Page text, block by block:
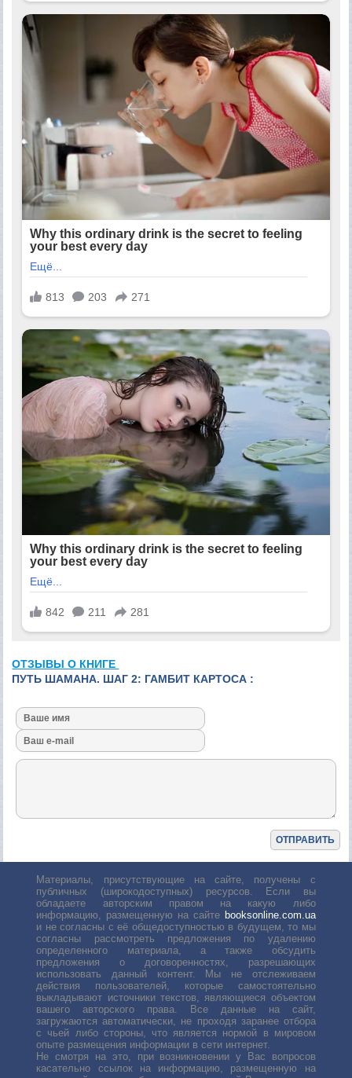
ОТЗЫВЫ О КНИГЕ
ПУТЬ ШАМАНА. ШАГ 2: ГАМБИТ КАРТОСА :
Материалы, присутствующие на сайте, получены с
публичных (широкодоступных) ресурсов. Если вы
обладаете авторским правом на какую либо
информацию, размещенную на сайте booksonline.com.ua
и не согласны с её общедоступностью в будущем, то мы
согласны рассмотреть предложения по удалению
определенного материала, а также обсудить
предложения о договоренностях, разрешающих
использовать данный контент. Мы не отслеживаем
действия пользователей, которые самостоятельно
выкладывают источники текстов, являющиеся объектом
вашего авторского права. Все данные на сайт,
загружаются автоматически, не проходя заранее отбора
с чьей либо стороны, что является нормой в мировом
опыте размещения информации в сети интернет.
Не смотря на это, при возникновении у Вас вопросов
касательно ссылок на информацию, размещенную на